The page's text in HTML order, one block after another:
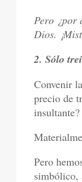
Pero ¿por
Dios.
2. Sólo
Convenir
precio de
insultante?
Pero
simbólico,